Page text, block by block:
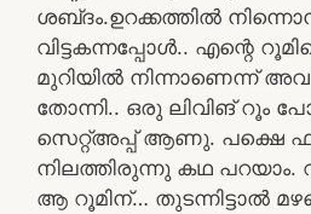
ശബ്‌ദം.ഉറക്കത്തിൽ
വിട്ടകന്നപ്പോൾ.. എന്റെ
മുറിയിൽ നിന്നാണെന്ന്
തോന്നി.. ഒരു ലിവിങ് റൂം
സെറ്റ്അപ്പ്‌ ആണു. പക്ഷെ
നിലത്തിരുന്നു കഥ
ആ റൂമിന്… തുടന്നിട്ടാൽ